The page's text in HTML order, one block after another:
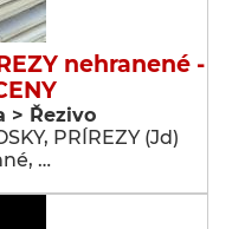
nehranené -
> Řezivo
PRÍREZY (Jd)
…